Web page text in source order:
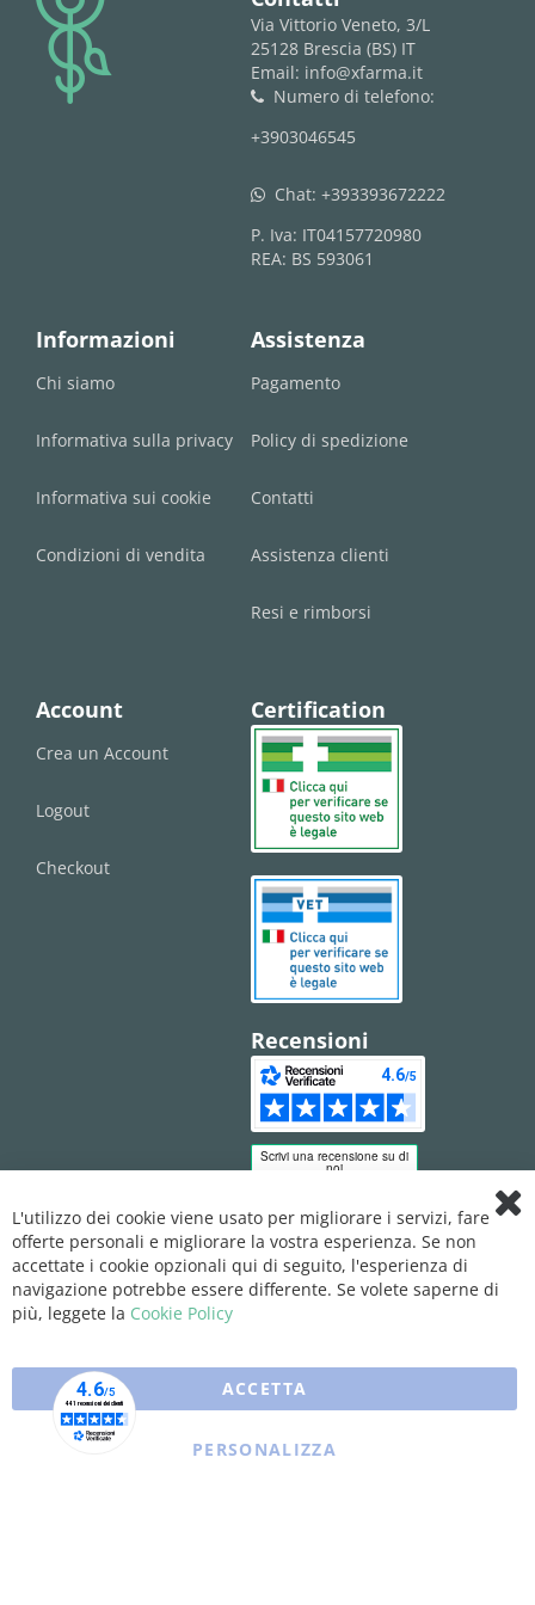
logo
Via Vittorio Veneto, 3/L
25128 Brescia (BS) IT
Email: info@xfarma.it
phone
Numero di telefono:
+3903046545
whatsapp Chat: +393393672222
P. Iva: IT04157720980
REA: BS 593061
Informazioni
Chi siamo
Informativa sulla privacy
Informativa sui cookie
Condizioni di vendita
Assistenza
Pagamento
Policy di spedizione
Contatti
Assistenza clienti
Resi e rimborsi
Account
Crea un Account
Logout
Checkout
Certification
Recensioni
L'utilizzo dei cookie viene usato per migliorare i servizi, fare
offerte personali e migliorare la vostra esperienza. Se non
accettate i cookie opzionali qui di seguito, l'esperienza di
navigazione potrebbe essere differente. Se volete saperne di
più, leggete la Cookie Policy
ACCETTA
PERSONALIZZA